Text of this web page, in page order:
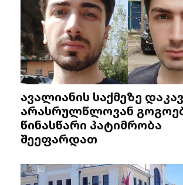
ავალიანის საქმეზე
არასრულწლოვან
წინასწარი პატიმრობა
შეეფარდათ